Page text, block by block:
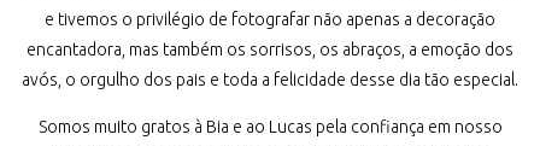
e tivemos o privilégio de fotografar não apenas a decoração
encantadora, mas também os sorrisos, os abraços, a emoção dos
avós, o orgulho dos pais e toda a felicidade desse dia tão especial.
Somos muito gratos à Bia e ao Lucas pela confiança em nosso